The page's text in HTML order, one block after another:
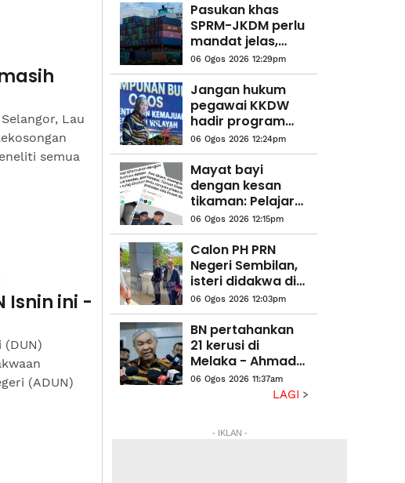
Lau
semua
Isnin ini -
(DUN)
(ADUN)
Pasukan khas
SPRM-JKDM perlu
mandat jelas,
pastikan operasi
berkesan - C4
Center
06 Ogos 2026 12:29pm
Jangan hukum
pegawai KKDW
hadir program
rasmi ketika PRN -
Ahmad Zahid
06 Ogos 2026 12:24pm
Mayat bayi
dengan kesan
tikaman: Pelajar
kolej perempuan
didakwa esok
06 Ogos 2026 12:15pm
Calon PH PRN
Negeri Sembilan,
isteri didakwa di
mahkamah
06 Ogos 2026 12:03pm
BN pertahankan
21 kerusi di
Melaka - Ahmad
Zahid
06 Ogos 2026 11:37am
LAGI
- IKLAN -